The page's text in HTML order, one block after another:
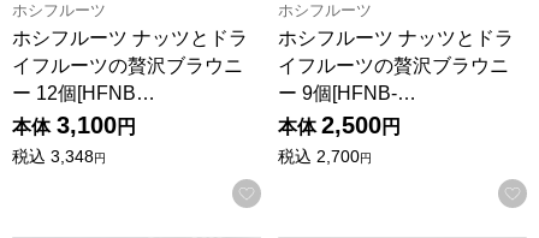
ホシフルーツ
ホシフルーツ ナッツとドラ
イフルーツの贅沢ブラウニ
ー 12個[HFNB…
本体 3,100円
税込 3,348円
お気に入りに登録する
ホシフルーツ
ホシフルーツ ナッツとドラ
イフルーツの贅沢ブラウニ
ー 9個[HFNB-…
本体 2,500円
税込 2,700円